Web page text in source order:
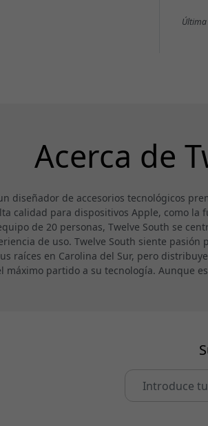
Acerca de
diseñador de accesorios tecnológicos
calidad para dispositivos Apple, como la
de 20 personas, Twelve South se
de uso. Twelve South siente
raíces en Carolina del Sur, pero
máximo partido a su tecnología. Aunque